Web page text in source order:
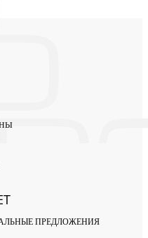
ПРЕДЛОЖЕНИЯ